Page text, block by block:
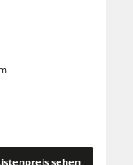
sehen